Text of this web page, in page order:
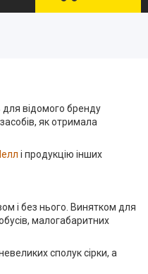
для відомого бренду
як отримала
і продукцію інших
і без нього. Винятком для
малогабаритних
сполук сірки, а